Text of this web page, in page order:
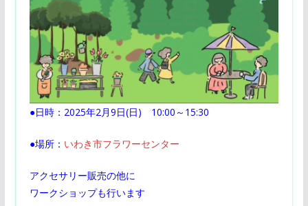
●日時：2025年2月9日(日) 10:00～15:30
●場所： いわき市フラワーセンター
アクセサリー販売の他に
ワークショップも行います